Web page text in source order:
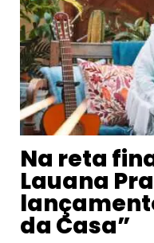
Na reta
Lauana
da Casa”